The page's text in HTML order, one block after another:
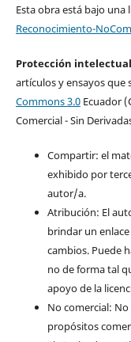
Esta obra está bajo una
Reconocimiento-
Protección
artículos y ensayos que
Commons 3.0Ecuador
Comercial - Sin
Compartir: el
exhibido por
autor/a.
Atribución: El
brindar un
cambios. Puede
no de forma tal
apoyo de la
No comercial:
propósitos